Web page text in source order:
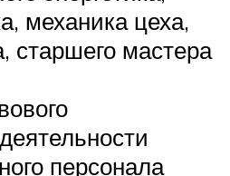
механика цеха,
старшего мастера
персонала